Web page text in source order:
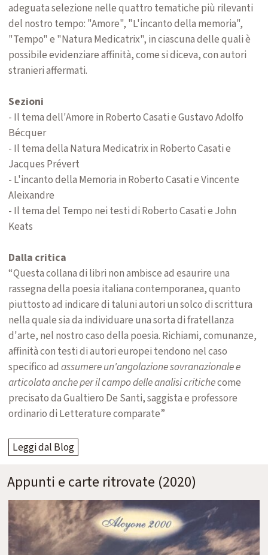
adeguata selezione nelle quattro tematiche più rilevanti
del nostro tempo: "Amore", "L'incanto della memoria",
"Tempo" e "Natura Medicatrix", in ciascuna delle quali è
possibile evidenziare affinità, come si diceva, con autori
stranieri affermati.
Sezioni
- Il tema dell'Amore in Roberto Casati e Gustavo Adolfo
Bécquer
- Il tema della Natura Medicatrix in Roberto Casati e
Jacques Prévert
- L'incanto della Memoria in Roberto Casati e Vincente
Aleixandre
- Il tema del Tempo nei testi di Roberto Casati e John
Keats
Dalla critica
“Questa collana di libri non ambisce ad esaurire una
rassegna della poesia italiana contemporanea, quanto
piuttosto ad indicare di taluni autori un solco di scrittura
nella quale sia da individuare una sorta di fratellanza
d'arte, nel nostro caso della poesia. Richiami, comunanze,
affinità con testi di autori europei tendono nel caso
specifico ad assumere un'angolazione sovranazionale e
articolata anche per il campo delle analisi critichecome
precisato da Gualtiero De Santi, saggista e professore
ordinario di Letterature comparate”
Leggi dal Blog
Appunti e carte ritrovate (2020)